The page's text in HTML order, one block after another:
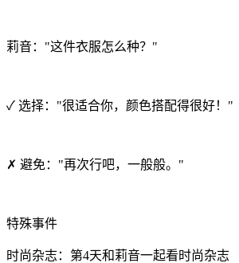
莉音："这件衣服怎么种？"
✓ 选择："很适合你，颜色搭配得很好！"
✗ 避免："再次行吧，一般般。"
特殊事件
时尚杂志：第4天和莉音一起看时尚杂志